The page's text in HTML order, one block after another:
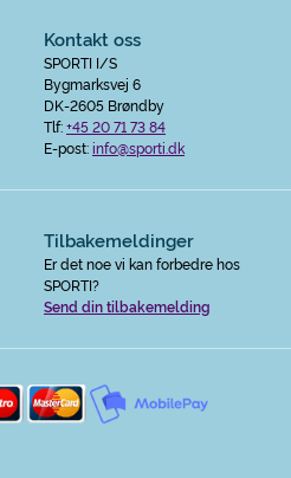
Kontakt oss
SPORTI I/S
Bygmarksvej 6
DK-2605 Brøndby
Tlf:+45 20 71 73 84
E-post:info@sporti.dk
Tilbakemeldinger
Er det noe vi kan forbedre hos
SPORTI?
Send din tilbakemelding